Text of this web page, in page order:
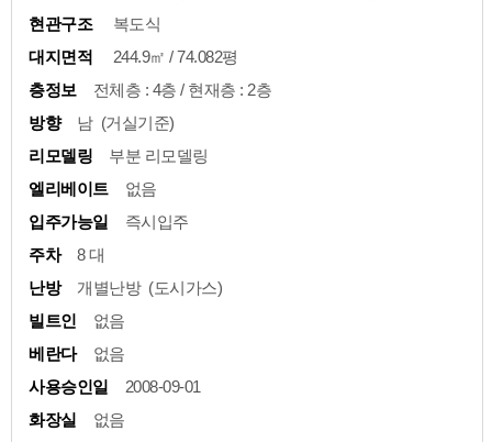
현관구조
복도식
대지면적
244.9㎡ / 74.082평
층정보
전체층 : 4층 / 현재층 : 2층
방향
남 (거실기준)
리모델링
부분 리모델링
엘리베이트
없음
입주가능일
즉시입주
주차
8 대
난방
개별난방 (도시가스)
빌트인
없음
베란다
없음
사용승인일
2008-09-01
화장실
없음